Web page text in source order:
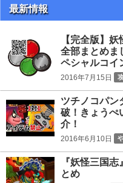
を
検
最新情報
【完全版】
全部まとめま
ペシャルコイ
2016年7月15日
ツチノコパン
破！きょうぺ
介！
2016年6月10日
ツチノコパンダ劉
『妖怪三国
とめ